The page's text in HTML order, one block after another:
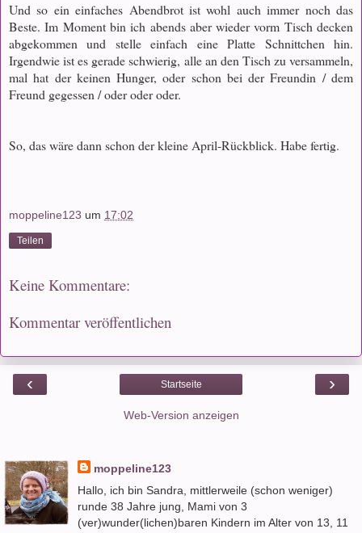
Und so ein einfaches Abendbrot ist wohl auch immer noch das
Beste. Im Moment bin ich abends aber wieder vorm Tisch decken
abgekommen und stelle einfach eine Platte Schnittchen hin.
Irgendwie ist es gerade schwierig, alle an den Tisch zu versammeln,
mal hat der keinen Hunger, oder schon bei der Freundin / dem
Freund gegessen / oder oder oder.
So, das wäre dann schon der kleine April-Rückblick. Habe fertig.
moppeline123 um 17:02
Teilen
Keine Kommentare:
Kommentar veröffentlichen
‹ ›
Startseite
Web-Version anzeigen
moppeline123
Hallo, ich bin Sandra, mittlerweile (schon weniger)
runde 38 Jahre jung, Mami von 3
(ver)wunder(lichen)baren Kindern im Alter von 13, 11